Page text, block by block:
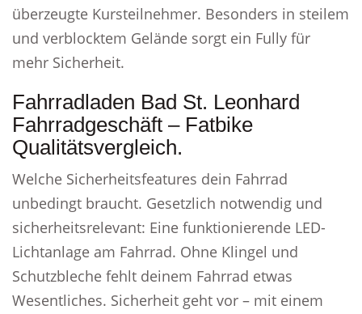
überzeugte Kursteilnehmer. Besonders in steilem
und verblocktem Gelände sorgt ein Fully für
mehr Sicherheit.
Fahrradladen Bad St. Leonhard
Fahrradgeschäft – Fatbike
Qualitätsvergleich.
Welche Sicherheitsfeatures dein Fahrrad
unbedingt braucht. Gesetzlich notwendig und
sicherheitsrelevant: Eine funktionierende LED-
Lichtanlage am Fahrrad. Ohne Klingel und
Schutzbleche fehlt deinem Fahrrad etwas
Wesentliches. Sicherheit geht vor – mit einem